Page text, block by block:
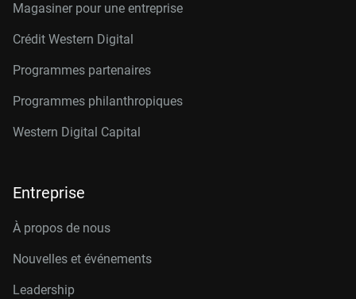
Magasiner pour une entreprise
Crédit Western Digital
Programmes partenaires
Programmes philanthropiques
Western Digital Capital
Entreprise
À propos de nous
Nouvelles et événements
Leadership